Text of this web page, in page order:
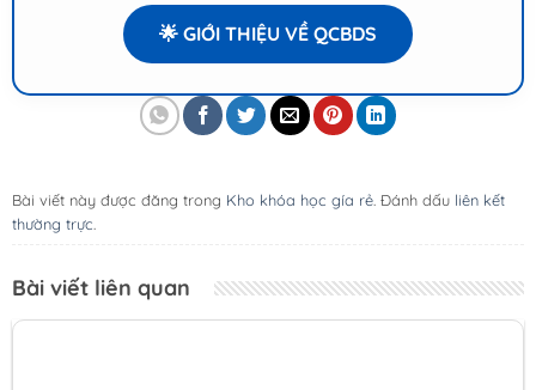
🌟 GIỚI THIỆU VỀ QCBDS
Bài viết này được đăng trong Kho khóa học gía rẻ . Đánh dấu liên kết
thường trực
Bài viết liên quan